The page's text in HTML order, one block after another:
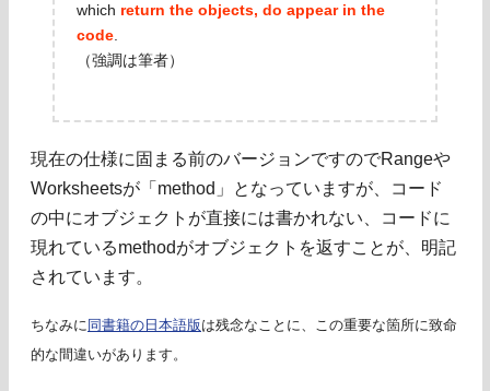
which return the objects, do appear in the
code
（強調は筆者）
現在の仕様に固まる前のバージョンですのでRangeや
Worksheetsが「method」となっていますが、コード
の中にオブジェクトが直接には書かれない、コードに
現れているmethodがオブジェクトを返すことが、明記
されています。
ちなみに 同書籍の日本語版は残念なことに、この重要な箇所に致命
的な間違いがあります。